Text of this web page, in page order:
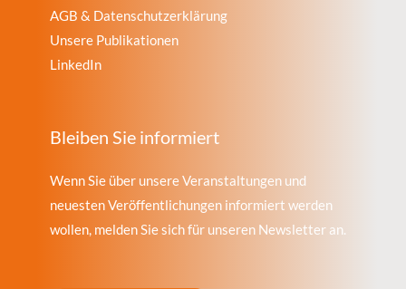
AGB & Datenschutzerklärung
Unsere Publikationen
LinkedIn
Bleiben Sie informiert
Wenn Sie über unsere Veranstaltungen und
neuesten Veröffentlichungen informiert werden
wollen, melden Sie sich für unseren Newsletter an.